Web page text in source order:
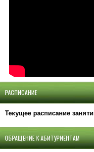
РАСПИСАНИЕ
Текущее расписание
ОБРАЩЕНИЕ К АБИТУРИЕНТАМ